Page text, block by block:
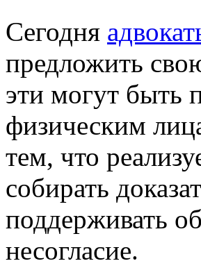
Сегодня
предложить
эти могут быть
физическим
тем, что
собирать
поддерживать
несогласие.